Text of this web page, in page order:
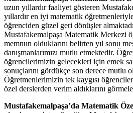
uzun yıllardır faaliyet gösteren
yıllardır en iyi matematik
öğrenciden güzel geri dönüşler
Mustafakemalpaşa Matematik Merkezi
memnun olduklarını belirten yıl sonu
danışmanlarımızı mutlu etmektedir.
öğrencilerimizin gelecekleri için emek
sonuçlarını gördükçe son derece mutlu
Öğretmenlerimizin tek kaygısı
özel derslerden verim aldıklarını
Mustafakemalpaşa’da Matematik